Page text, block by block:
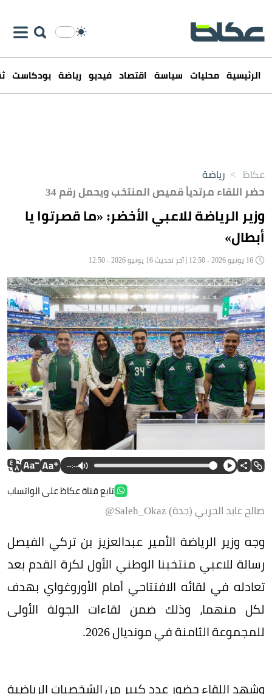
الرئيسية محليات سياسة اقتصاد فيديو رياضة بودكاست
عكاظ > رياضة
حضر اللقاء مرتدياً قميص المنتخب ويحمل رقم 34
وزير الرياضة للاعبي اﻷخضر: «ما قصرتوا يا
أبطال»
--:--
تابع قناة عكاظ على الواتساب
صالح عابد الحربي (جدة) Saleh_Okaz@
وجه وزير الرياضة اﻷمير عبدالعزيز بن تركي الفيصل
رسالة للاعبي منتخبنا الوطني اﻷول لكرة القدم بعد
تعادله في لقائه اﻻفتتاحي أمام الأوروغواي بهدف
لكل منهما، وذلك ضمن لقاءات الجولة اﻷولى
للمجموعة الثامنة في مونديال 2026.
وشهد اللقاء حضور عدد كبير من الشخصيات الرياضية